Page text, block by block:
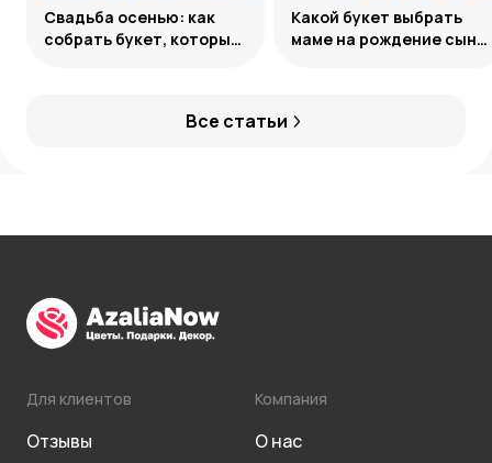
Все статьи
Свадьба осенью: как
собрать букет, который
Какой букет выбрать
маме на рождение сына:
Для клиентов
Отзывы
Компания
О нас